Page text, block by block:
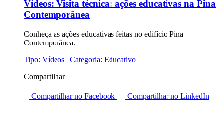
Vídeos: Visita técnica: ações educativas na Pina
Contemporânea
Conheça as ações educativas feitas no edifício Pina
Contemporânea.
Tipo: Vídeos | Categoria: Educativo
Compartilhar
Compartilhar no Facebook Compartilhar no LinkedIn